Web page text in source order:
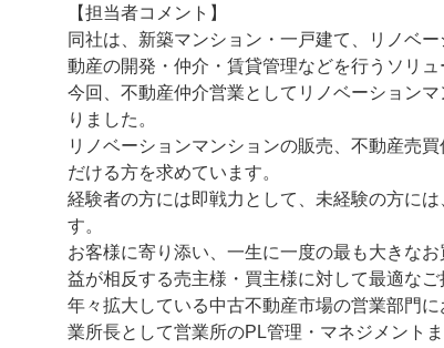
【担当者コメント】
同社は、新築マンション・一戸建て、リノベ
動産の開発・仲介・賃貸管理などを行うソリ
今回、不動産仲介営業としてリノベーション
りました。
リノベーションマンションの販売、不動産売
だける方を求めています。
経験者の方には即戦力として、未経験の方に
す。
お客様に寄り添い、一生に一度の最も大きな
益が相反する売主様・買主様に対して最適な
年々拡大している中古不動産市場の営業部門
業所長として営業所のPL管理・マネジメント